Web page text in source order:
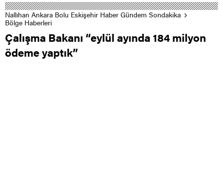
Nallıhan Ankara Bolu Eskişehir Haber Gündem Sondakika
Bölge Haberleri
Çalışma Bakanı “eylül ayında 184 milyon
ödeme yaptık”